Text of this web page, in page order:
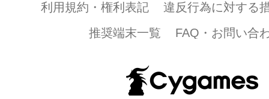
利用規約・権利表記
違反行為に対する
推奨端末一覧
FAQ・お問い合